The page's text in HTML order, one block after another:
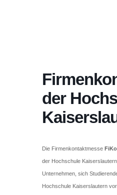
der
Die Firmenkontaktmesse
der Hochschule
Unternehmen, sich
Hochschule Kaiserslautern